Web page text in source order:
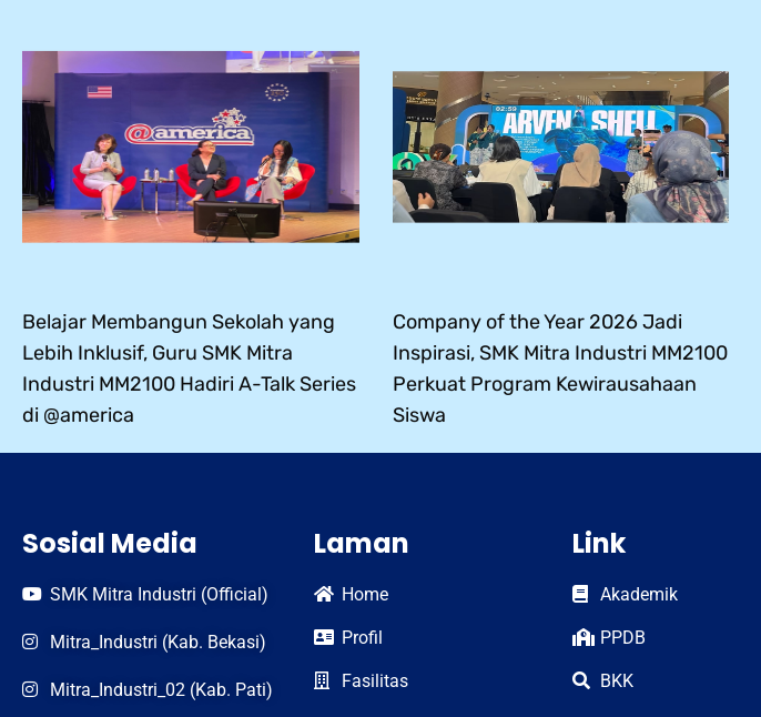
Belajar Membangun Sekolah yang
Lebih Inklusif, Guru SMK Mitra
Industri MM2100 Hadiri A-Talk Series
di @america
Company of the Year 2026 Jadi
Inspirasi, SMK Mitra Industri MM2100
Perkuat Program Kewirausahaan
Siswa
Sosial Media
SMK Mitra Industri (Official)
Mitra_Industri (Kab. Bekasi)
Mitra_Industri_02 (Kab. Pati)
Laman
Home
Profil
Fasilitas
Link
Akademik
PPDB
BKK